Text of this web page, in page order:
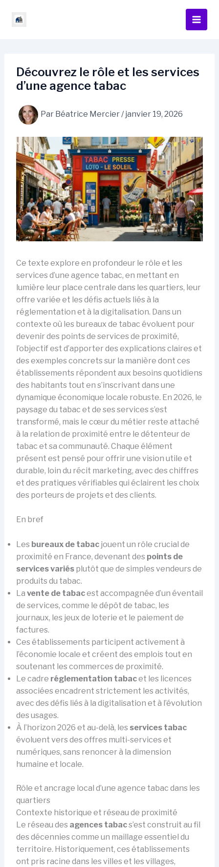
Découvrez le rôle et les services
d’une agence tabac
Par Béatrice Mercier/janvier 19, 2026
Ce texte explore en profondeur le rôle et les
services d’une agence tabac, en mettant en
lumière leur place centrale dans les quartiers, leur
offre variée et les défis actuels liés à la
réglementation et à la digitalisation. Dans un
contexte où les bureaux de tabac évoluent pour
devenir des points de services de proximité,
l’objectif est d’apporter des explications claires et
des exemples concrets sur la manière dont ces
établissements répondent aux besoins quotidiens
des habitants tout en s’inscrivant dans une
dynamique économique locale robuste. En 2026, le
paysage du tabac et de ses services s’est
transformé, mais le cœur du métier reste attaché
à la relation de proximité entre le détenteur de
tabac et sa communauté. Chaque élément
présent est pensé pour offrir une vision utile et
durable, loin du récit marketing, avec des chiffres
et des pratiques vérifiables qui éclairent les choix
des porteurs de projets et des clients.
En bref
Les bureaux de tabacjouent un rôle crucial de
proximité en France, devenant des points de
services variésplutôt que de simples vendeurs de
produits du tabac.
La vente de tabacest accompagnée d’un éventail
de services, comme le dépôt de tabac, les
journaux, les jeux de loterie et le paiement de
factures.
Ces établissements participent activement à
l’économie locale et créent des emplois tout en
soutenant les commerces de proximité.
Le cadre réglementation tabacet les licences
associées encadrent strictement les activités,
avec des défis liés à la digitalisation et à l’évolution
des usages.
À l’horizon 2026 et au-delà, les services tabac
évoluent vers des offres multi-services et
numériques, sans renoncer à la dimension
humaine et locale.
Rôle et ancrage local d’une agence tabac dans les
quartiers
Contexte historique et réseau de proximité
Le réseau des agences tabacs’est construit au fil
des décennies comme un maillage essentiel du
territoire. Historiquement, ces établissements
ont pris racine dans les villes et les villages,